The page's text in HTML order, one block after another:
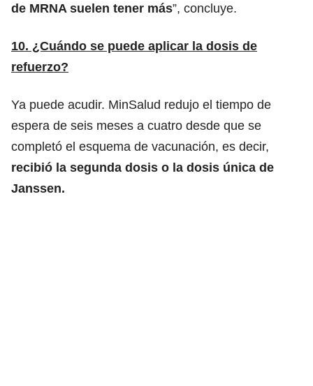
de MRNA suelen tener más”, concluye.
10. ¿Cuándo se puede aplicar la dosis de
refuerzo?
Ya puede acudir. MinSalud redujo el tiempo de
espera de seis meses a cuatro desde que se
completó el esquema de vacunación, es decir,
recibió la segunda dosis o la dosis única de
Janssen.